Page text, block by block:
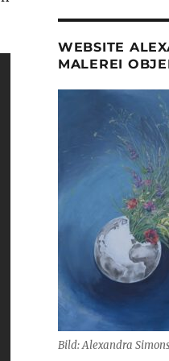
WEBSITE
MALEREI
Bild: Alexandra Simons